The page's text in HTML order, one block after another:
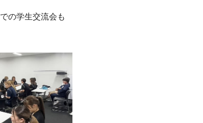
の学生交流会も